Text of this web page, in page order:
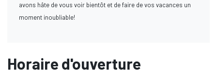
avons hâte de vous voir bientôt et de faire de vos vacances un
moment inoubliable!
Horaire d'ouverture